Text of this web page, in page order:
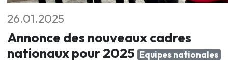
26.01.2025
Annonce des nouveaux cadres
nationaux pour 2025 Equipes nationales